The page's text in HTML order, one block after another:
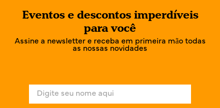
Eventos e descontos imperdíveis
para você
Assine a newsletter e receba em primeira mão todas
as nossas novidades